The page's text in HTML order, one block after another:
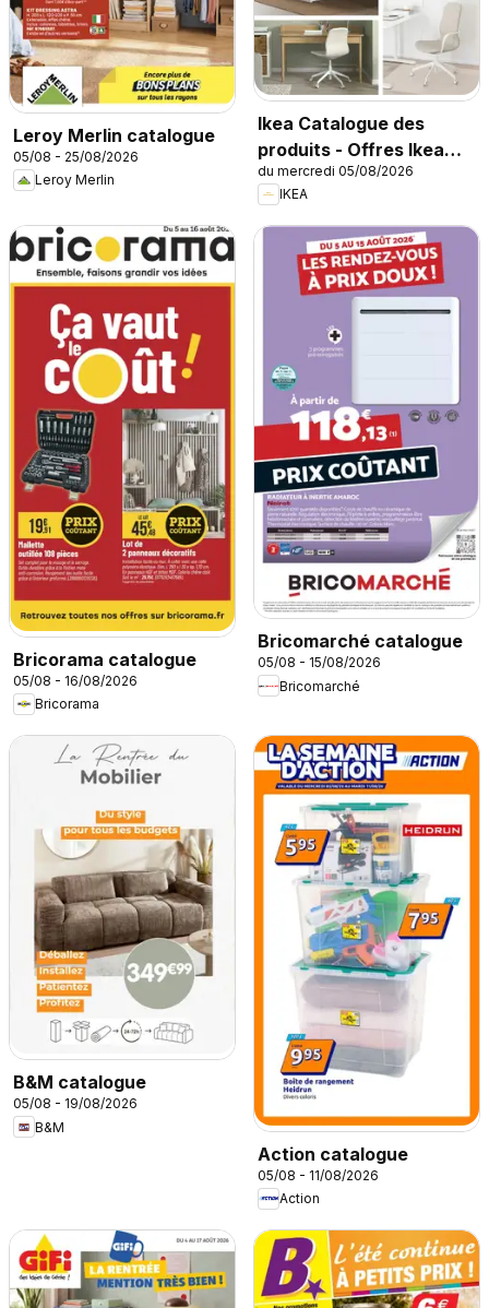
Leroy Merlin catalogue
05/08 - 25/08/2026
Leroy Merlin
Ikea Catalogue des
produits - Offres Ikea
Family
du mercredi 05/08/2026
IKEA
Bricorama catalogue
05/08 - 16/08/2026
Bricorama
Bricomarché catalogue
05/08 - 15/08/2026
Bricomarché
B&M catalogue
05/08 - 19/08/2026
B&M
Action catalogue
05/08 - 11/08/2026
Action